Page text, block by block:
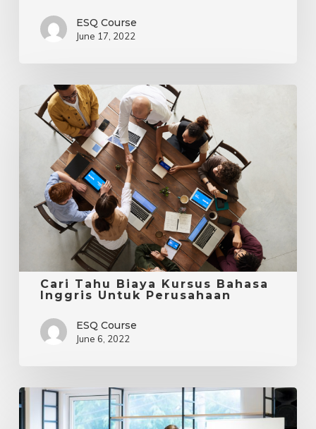
ESQ Course
June 17, 2022
Tahu
Biaya
Bahasa
Inggris
Untuk
Perusahaan
Cari Tahu Biaya Kursus Bahasa
Inggris Untuk Perusahaan
ESQ Course
June 6, 2022
Kursus
Bahasa